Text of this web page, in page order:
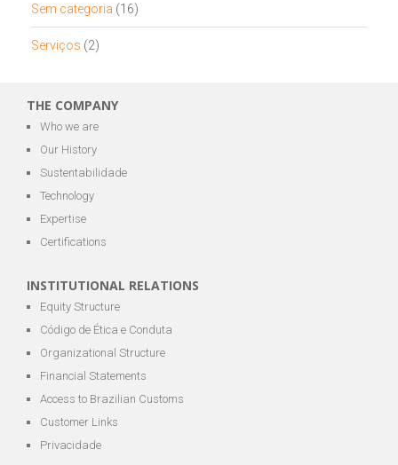
Sem categoria (16)
Serviços (2)
THE COMPANY
Who we are
Our History
Sustentabilidade
Technology
Expertise
Certifications
INSTITUTIONAL RELATIONS
Equity Structure
Código de Ética e Conduta
Organizational Structure
Financial Statements
Access to Brazilian Customs
Customer Links
Privacidade